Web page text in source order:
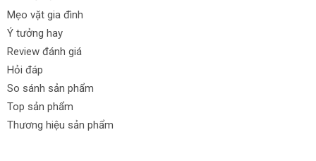
Mẹo vặt gia đình
Ý tưởng hay
Review đánh giá
Hỏi đáp
So sánh sản phẩm
Top sản phẩm
Thương hiệu sản phẩm